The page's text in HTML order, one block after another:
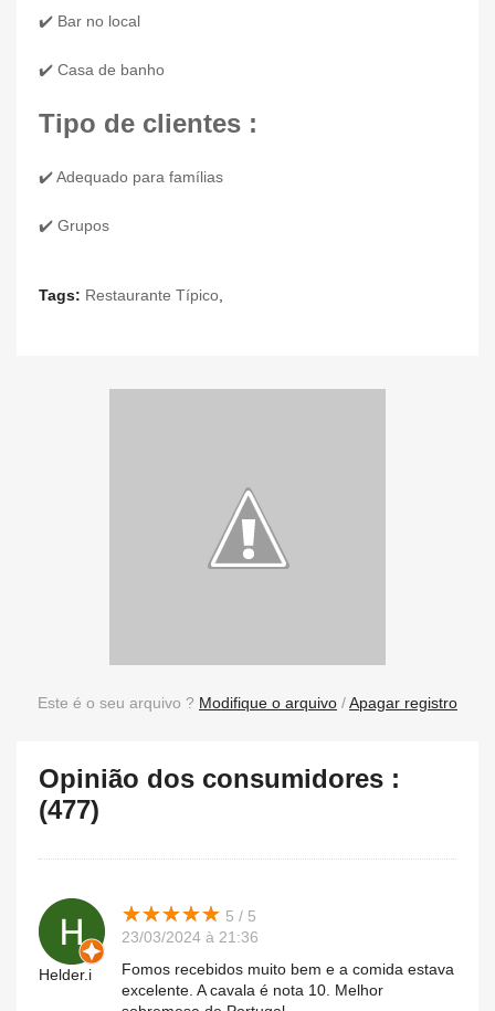
✔️ Bar no local
✔️ Casa de banho
Tipo de clientes :
✔️ Adequado para famílias
✔️ Grupos
Tags: Restaurante Típico
Este é o seu arquivo ? Modifique o arquivo /Apagar registro
Opinião dos consumidores :
(477)
Helder.i
★★★★★
★★★★★ 5 / 5
23/03/2024 à 21:36
Fomos recebidos muito bem e a comida estava
excelente. A cavala é nota 10. Melhor